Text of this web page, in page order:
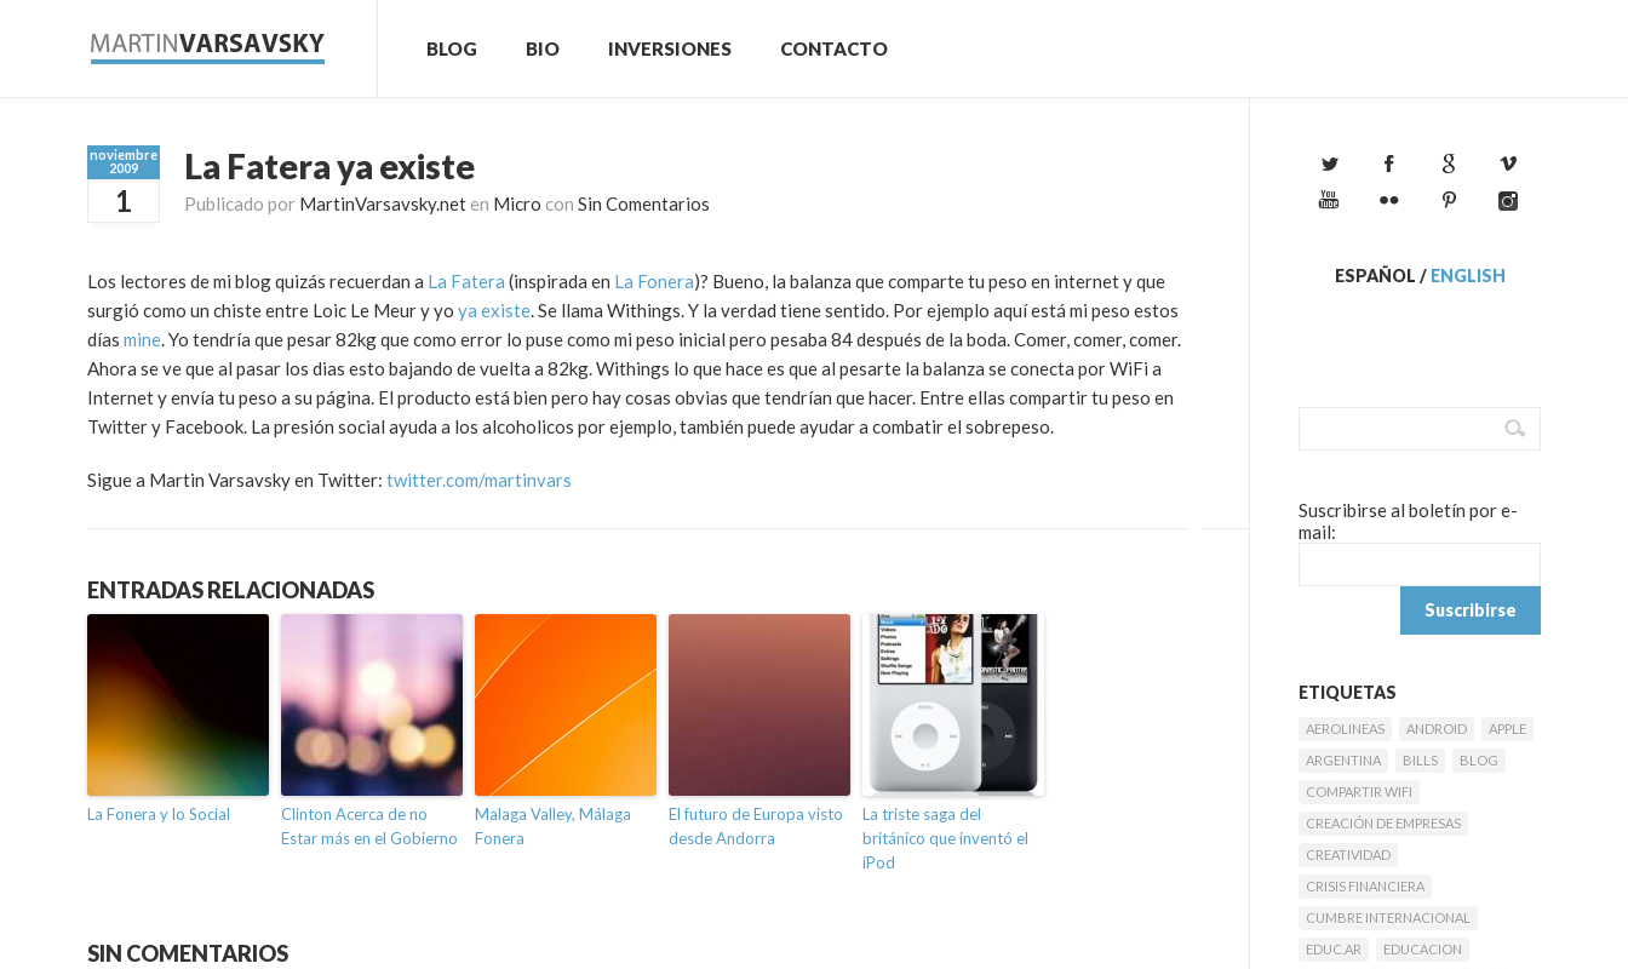
BLOG BIO INVERSIONES CONTACTO
noviembre
2009
1
La Fatera ya existe
Publicado por MartinVarsavsky.net en Micro con Sin Comentarios
Los lectores de mi blog quizás recuerdan a La Fatera (inspirada en La Fonera)? Bueno, la balanza que comparte tu peso en internet y que
surgió como un chiste entre Loic Le Meur y yo ya existe. Se llama Withings. Y la verdad tiene sentido. Por ejemplo aquí está mi peso estos
días mine. Yo tendría que pesar 82kg que como error lo puse como mi peso inicial pero pesaba 84 después de la boda. Comer, comer, comer.
Ahora se ve que al pasar los dias esto bajando de vuelta a 82kg. Withings lo que hace es que al pesarte la balanza se conecta por WiFi a
Internet y envía tu peso a su página. El producto está bien pero hay cosas obvias que tendrían que hacer. Entre ellas compartir tu peso en
Twitter y Facebook. La presión social ayuda a los alcoholicos por ejemplo, también puede ayudar a combatir el sobrepeso.
Sigue a Martin Varsavsky en Twitter: twitter.com/martinvars
ENTRADAS RELACIONADAS
La Fonera y lo Social
Clinton Acerca de no
Estar más en el Gobierno
Malaga Valley, Málaga
Fonera
El futuro de Europa visto
desde Andorra
La triste saga del
británico que inventó el
iPod
SIN COMENTARIOS
ESPAÑOL / ENGLISH
Suscribirse al boletín por e-
mail:
ETIQUETAS
AEROLINEAS ANDROID
APPLE
ARGENTINA
BILLS
BLOG
COMPARTIR WIFI
CREACIÓN DE EMPRESAS
CREATIVIDAD
CRISIS FINANCIERA
CUMBRE INTERNACIONAL
EDUC.AR
EDUCACION